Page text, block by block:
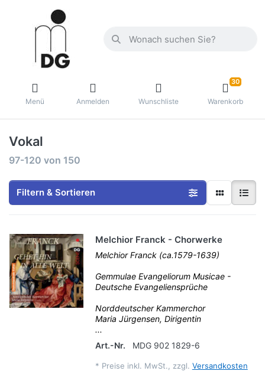
Menü Anmelden Wunschliste
30
Warenkorb
Vokal
97-120 von 150
Filtern & Sortieren
Melchior Franck - Chorwerke
Melchior Franck (ca.1579-1639)
Gemmulae Evangeliorum Musicae -
Deutsche Evangeliensprüche
Norddeutscher Kammerchor
Maria Jürgensen, Dirigentin
...
Art.-Nr.
MDG 902 1829-6
* Preise inkl. MwSt., zzgl. Versandkosten